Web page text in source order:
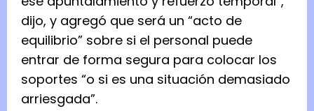
dijo, y agregó que será un “acto de
equilibrio” sobre si el personal puede
entrar de forma segura para colocar los
soportes “o si es una situación demasiado
arriesgada”.